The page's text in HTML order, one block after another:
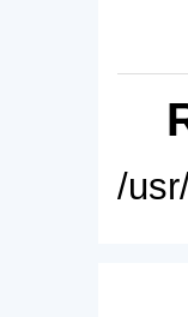
/